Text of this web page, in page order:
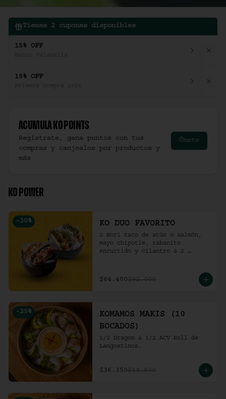
Tienes 2 cupones disponibles
15% OFF
15% OFF
Primera compra 2026
Acumula Ko Points
Regístrate, gana puntos con tus
compras y canjealos por productos y
más
Únete
KO POWER
-30 % KO DUO FAVORITO
2 Nori taco de atún o salmón,
mayo chipotle, rabanito
encurtido y cilantro & 2
picante en bao buns.
$64.400$92.000
-25 %
KOMAMOS MAKIS (10
BOCADOS)
1/2 Dragon & 1/2 ACV Roll de
Langostinos.
$36.350$48.500